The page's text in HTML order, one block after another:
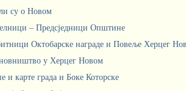
су о Новом
– Предсједници Општине
Октобарске награде и Повеље Херцег
у Херцег Новом
и карте града и Боке Которске